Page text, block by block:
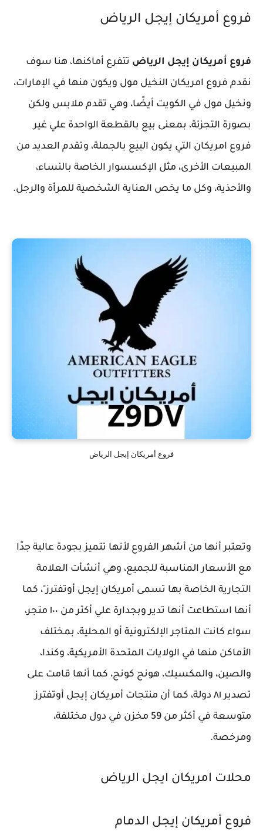
فروع أمريكان إيجل الرياض
فروع أمريكان إيجل الرياض تتفرع أماكنها، هنا سوف
نقدم فروع امريكان النخيل مول ويكون منها في الإمارات،
ونخيل مول في الكويت أيضًا، وهي تقدم ملابس ولكن
بصورة التجزئة، بمعنى بيع بالقطعة الواحدة علي غير
فروع امريكان التي يكون البيع بالجملة، وتقدم العديد من
المبيعات الأخرى، مثل الإكسسوار الخاصة بالنساء،
والأحذية، وكل ما يخص العناية الشخصية للمرأة والرجل.
فروع أمريكان إيجل الرياض
وتعتبر أنها من أشهر الفروع لأنها تتميز بجودة عالية جدًا
مع الأسعار المناسبة للجميع، وهي أنشأت العلامة
التجارية الخاصة بها تسمى أمريكان إيجل أوتفترز"، كما
أنها استطاعت أنها تدير وبجدارة علي أكثر من ١٠٠ متجر،
سواء كانت المتاجر الإلكترونية أو المحلية، بمختلف
الأماكن منها في الولايات المتحدة الأمريكية، وكندا،
والصين، والمكسيك، هونج كونج، كما أنها قامت على
تصدير ٨١ دولة، كما أن منتجات أمريكان إيجل أوتفترز
متوسعة في أكثر من 59 مخزن في دول مختلفة،
ومرخصة.
محلات امريكان ايجل الرياض
فروع أمريكان إيجل الدمام